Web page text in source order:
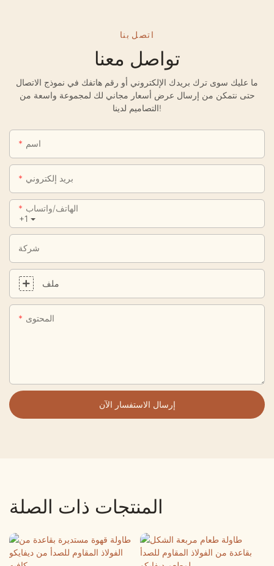
اتصل بنا
تواصل معنا
ما عليك سوى ترك بريدك الإلكتروني أو رقم هاتفك في نموذج الاتصال
حتى نتمكن من إرسال عرض أسعار مجاني لك لمجموعة واسعة من
التصاميم لدينا!
اسم
بريد إلكتروني
+1
الهاتف/واتساب
شركة
ملف
المحتوى
إرسال الاستفسار الآن
المنتجات ذات الصلة